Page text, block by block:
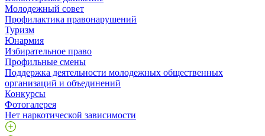
Молодежный совет
Профилактика правонарушений
Туризм
Юнармия
Избирательное право
Профильные смены
Поддержка деятельности молодежных общественных
организаций и объединений
Конкурсы
Фотогалерея
Нет наркотической зависимости